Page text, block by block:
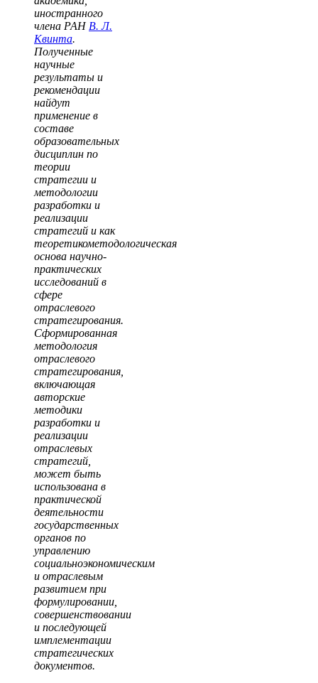
иностранного
члена РАНВ. Л.
Квинта.
Полученные
научные
результаты и
рекомендации
найдут
применение в
составе
образовательных
дисциплин по
теории
стратегии и
методологии
разработки и
реализации
стратегий и как
теоретикометодологическая
основа научно-
практических
исследований в
сфере
отраслевого
стратегирования.
Сформированная
методология
отраслевого
стратегирования,
включающая
авторские
методики
разработки и
реализации
отраслевых
стратегий,
может быть
использована в
практической
деятельности
государственных
органов по
управлению
социальноэкономическим
и отраслевым
развитием при
формулировании,
совершенствовании
и последующей
имплементации
стратегических
документов.